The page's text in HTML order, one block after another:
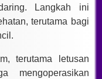
Langkah ini
terutama bagi
terutama letusan
mengoperasikan